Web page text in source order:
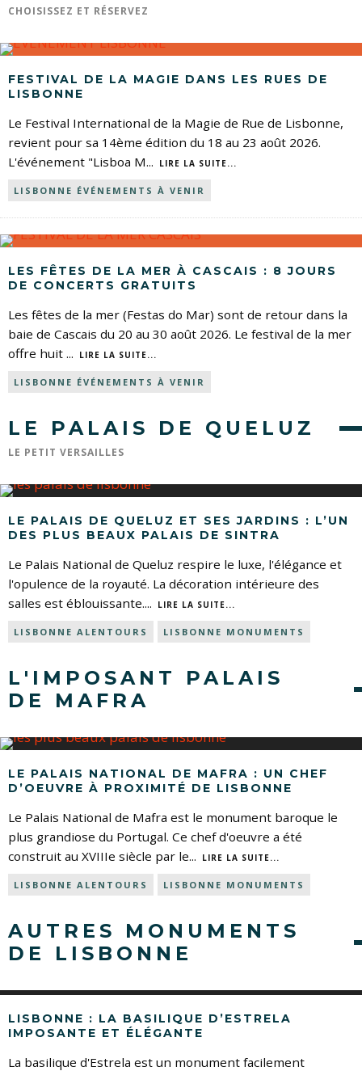
CHOISISSEZ ET RÉSERVEZ
FESTIVAL DE LA MAGIE DANS LES RUES DE
LISBONNE
Le Festival International de la Magie de Rue de Lisbonne,
revient pour sa 14ème édition du 18 au 23 août 2026.
L'événement "Lisboa M... LIRE LA SUITE...
LISBONNE ÉVÉNEMENTS À VENIR
LES FÊTES DE LA MER À CASCAIS : 8 JOURS
DE CONCERTS GRATUITS
Les fêtes de la mer (Festas do Mar) sont de retour dans la
baie de Cascais du 20 au 30 août 2026. Le festival de la mer
offre huit ... LIRE LA SUITE...
LISBONNE ÉVÉNEMENTS À VENIR
LE PALAIS DE QUELUZ
LE PETIT VERSAILLES
LE PALAIS DE QUELUZ ET SES JARDINS : L’UN
DES PLUS BEAUX PALAIS DE SINTRA
Le Palais National de Queluz respire le luxe, l'élégance et
l'opulence de la royauté. La décoration intérieure des
salles est éblouissante.... LIRE LA SUITE...
LISBONNE ALENTOURS LISBONNE MONUMENTS
L'IMPOSANT PALAIS
DE MAFRA
LE PALAIS NATIONAL DE MAFRA : UN CHEF
D’OEUVRE À PROXIMITÉ DE LISBONNE
Le Palais National de Mafra est le monument baroque le
plus grandiose du Portugal. Ce chef d'oeuvre a été
construit au XVIIIe siècle par le... LIRE LA SUITE...
LISBONNE ALENTOURS LISBONNE MONUMENTS
AUTRES MONUMENTS
DE LISBONNE
LISBONNE : LA BASILIQUE D’ESTRELA
IMPOSANTE ET ÉLÉGANTE
La basilique d'Estrela est un monument facilement